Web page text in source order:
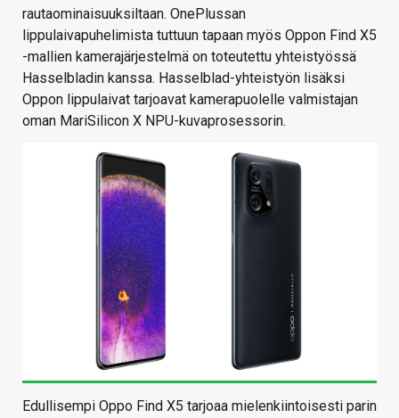
rautaominaisuuksiltaan. OnePlussan
lippulaivapuhelimista tuttuun tapaan myös Oppon Find X5
-mallien kamerajärjestelmä on toteutettu yhteistyössä
Hasselbladin kanssa. Hasselblad-yhteistyön lisäksi
Oppon lippulaivat tarjoavat kamerapuolelle valmistajan
oman MariSilicon X NPU-kuvaprosessorin.
Edullisempi Oppo Find X5 tarjoaa mielenkiintoisesti parin